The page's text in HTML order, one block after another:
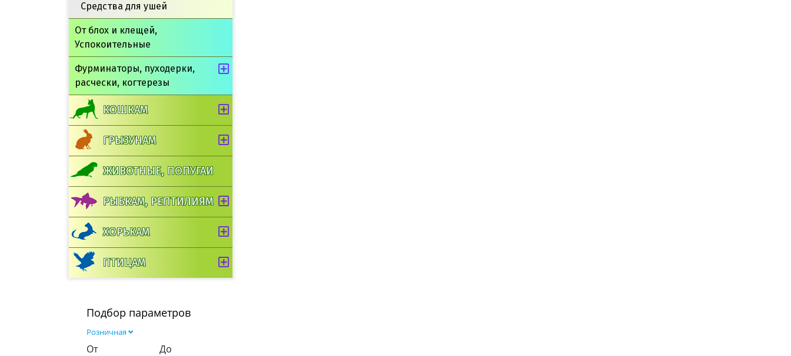
Средства для ушей
От блох и клещей,
Успокоительные
Фурминаторы, пуходерки,
расчески, когтерезы
КОШКАМ
ГРЫЗУНАМ
ЖИВОТНЫЕ, ПОПУГАИ
РЫБКАМ, РЕПТИЛИЯМ
ХОРЬКАМ
ПТИЦАМ
Подбор параметров
Розничная
От До